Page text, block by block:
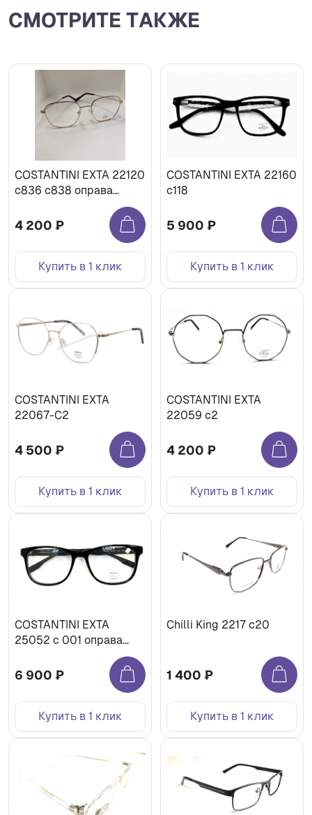
СМОТРИТЕ ТАКЖЕ
COSTANTINI EXTA 22120
c836 c838 оправа
4 200 ₽
Купить в 1 клик
COSTANTINI EXTA 22160
c118
5 900 ₽
Купить в 1 клик
COSTANTINI EXTA
22067-C2
4 500 ₽
Купить в 1 клик
COSTANTINI EXTA
22059 c2
4 200 ₽
Купить в 1 клик
COSTANTINI EXTA
25052 c 001 оправа
6 900 ₽
Купить в 1 клик
Chilli King 2217 с20
1 400 ₽
Купить в 1 клик